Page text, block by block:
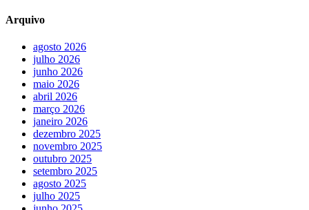
Arquivo
agosto 2026
julho 2026
junho 2026
maio 2026
abril 2026
março 2026
janeiro 2026
dezembro 2025
novembro 2025
outubro 2025
setembro 2025
agosto 2025
julho 2025